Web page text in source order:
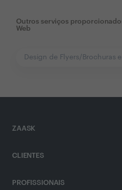
Outros serviços
Web
Design de Flyers/Brochuras
ZAASK
CLIENTES
PROFISSIONAIS